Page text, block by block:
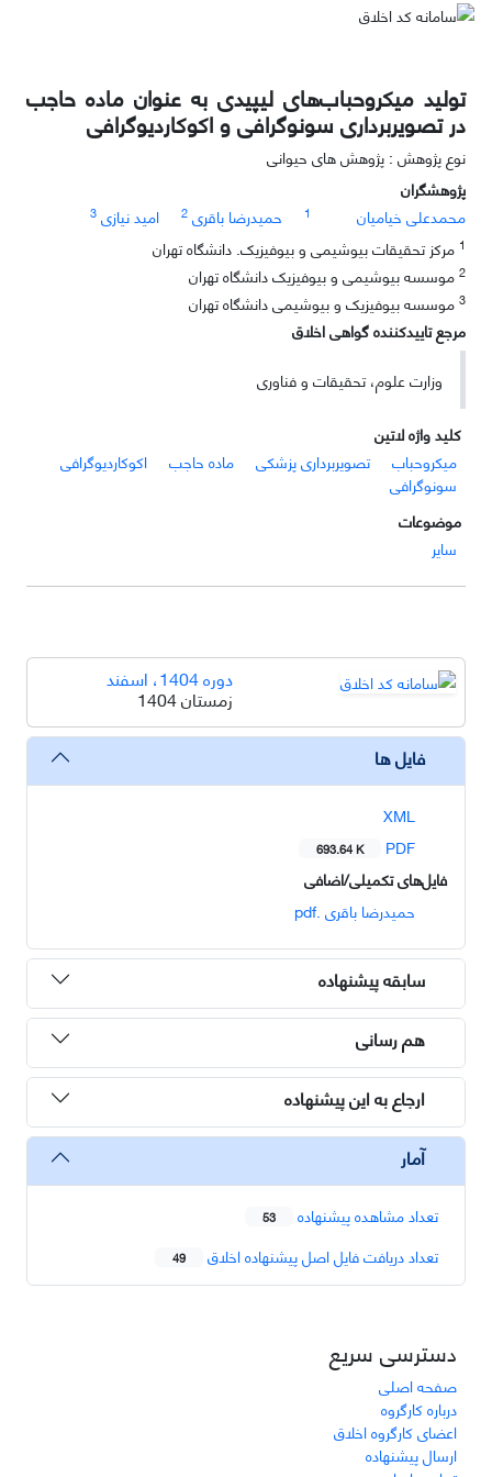
تولید میکروحباب‌های لیپیدی به عنوان ماده حاجب
در تصویربرداری سونوگرافی و اکوکاردیوگرافی
نوع پژوهش : پژوهش های حیوانی
پژوهشگران
محمدعلی خیامیان
1 حمیدرضا باقری 2 امید نیازی 3
1 مرکز تحقیقات بیوشیمی و بیوفیزیک. دانشگاه تهران
2 موسسه بیوشیمی و بیوفیزیک دانشگاه تهران
3 موسسه بیوفیزیک و بیوشیمی دانشگاه تهران
مرجع تاییدکننده گواهی اخلاق
وزارت علوم، تحقیقات و فناوری
کلید واژه لاتین
میکروحباب
تصویربرداری پزشکی ماده حاجب
اکوکاردیوگرافی
سونوگرافی
موضوعات
سایر
دوره 1404، اسفند
زمستان 1404
فایل ها
XML
PDF
693.64 K
فایل‌های تکمیلی/اضافی
حمیدرضا باقری .pdf
سابقه پیشنهاده
هم رسانی
ارجاع به این پیشنهاده
آمار
تعداد مشاهده پیشنهاده 53
تعداد دریافت فایل اصل پیشنهاده اخلاق 49
دسترسی سریع
صفحه اصلی
درباره کارگروه
اعضای کارگروه اخلاق
ارسال پیشنهاده